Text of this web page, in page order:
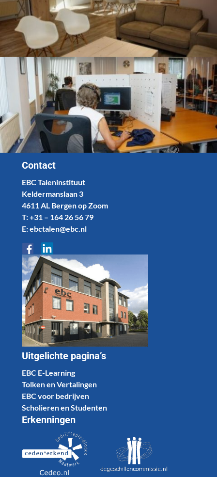
Contact
EBC Taleninstituut
Keldermanslaan 3
4611 AL Bergen op Zoom
T: +31 – 164 26 56 79
E: ebctalen@ebc.nl
Uitgelichte pagina’s
EBC E-Learning
Tolken en Vertalingen
EBC voor bedrijven
Scholieren en Studenten
Erkenningen